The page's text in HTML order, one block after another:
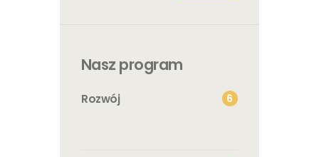
Nasz program
Rozwój 6